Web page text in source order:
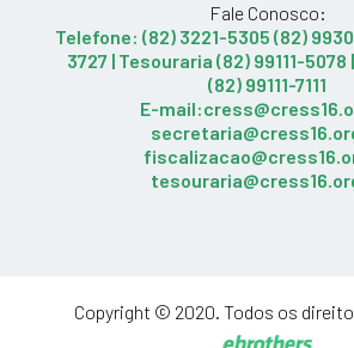
Fale Conosco:
Telefone: (82) 3221-5305 (82)
3727 | Tesouraria (82) 99111-
(82) 99111-7111
E-
Copyright © 2020. Todos os